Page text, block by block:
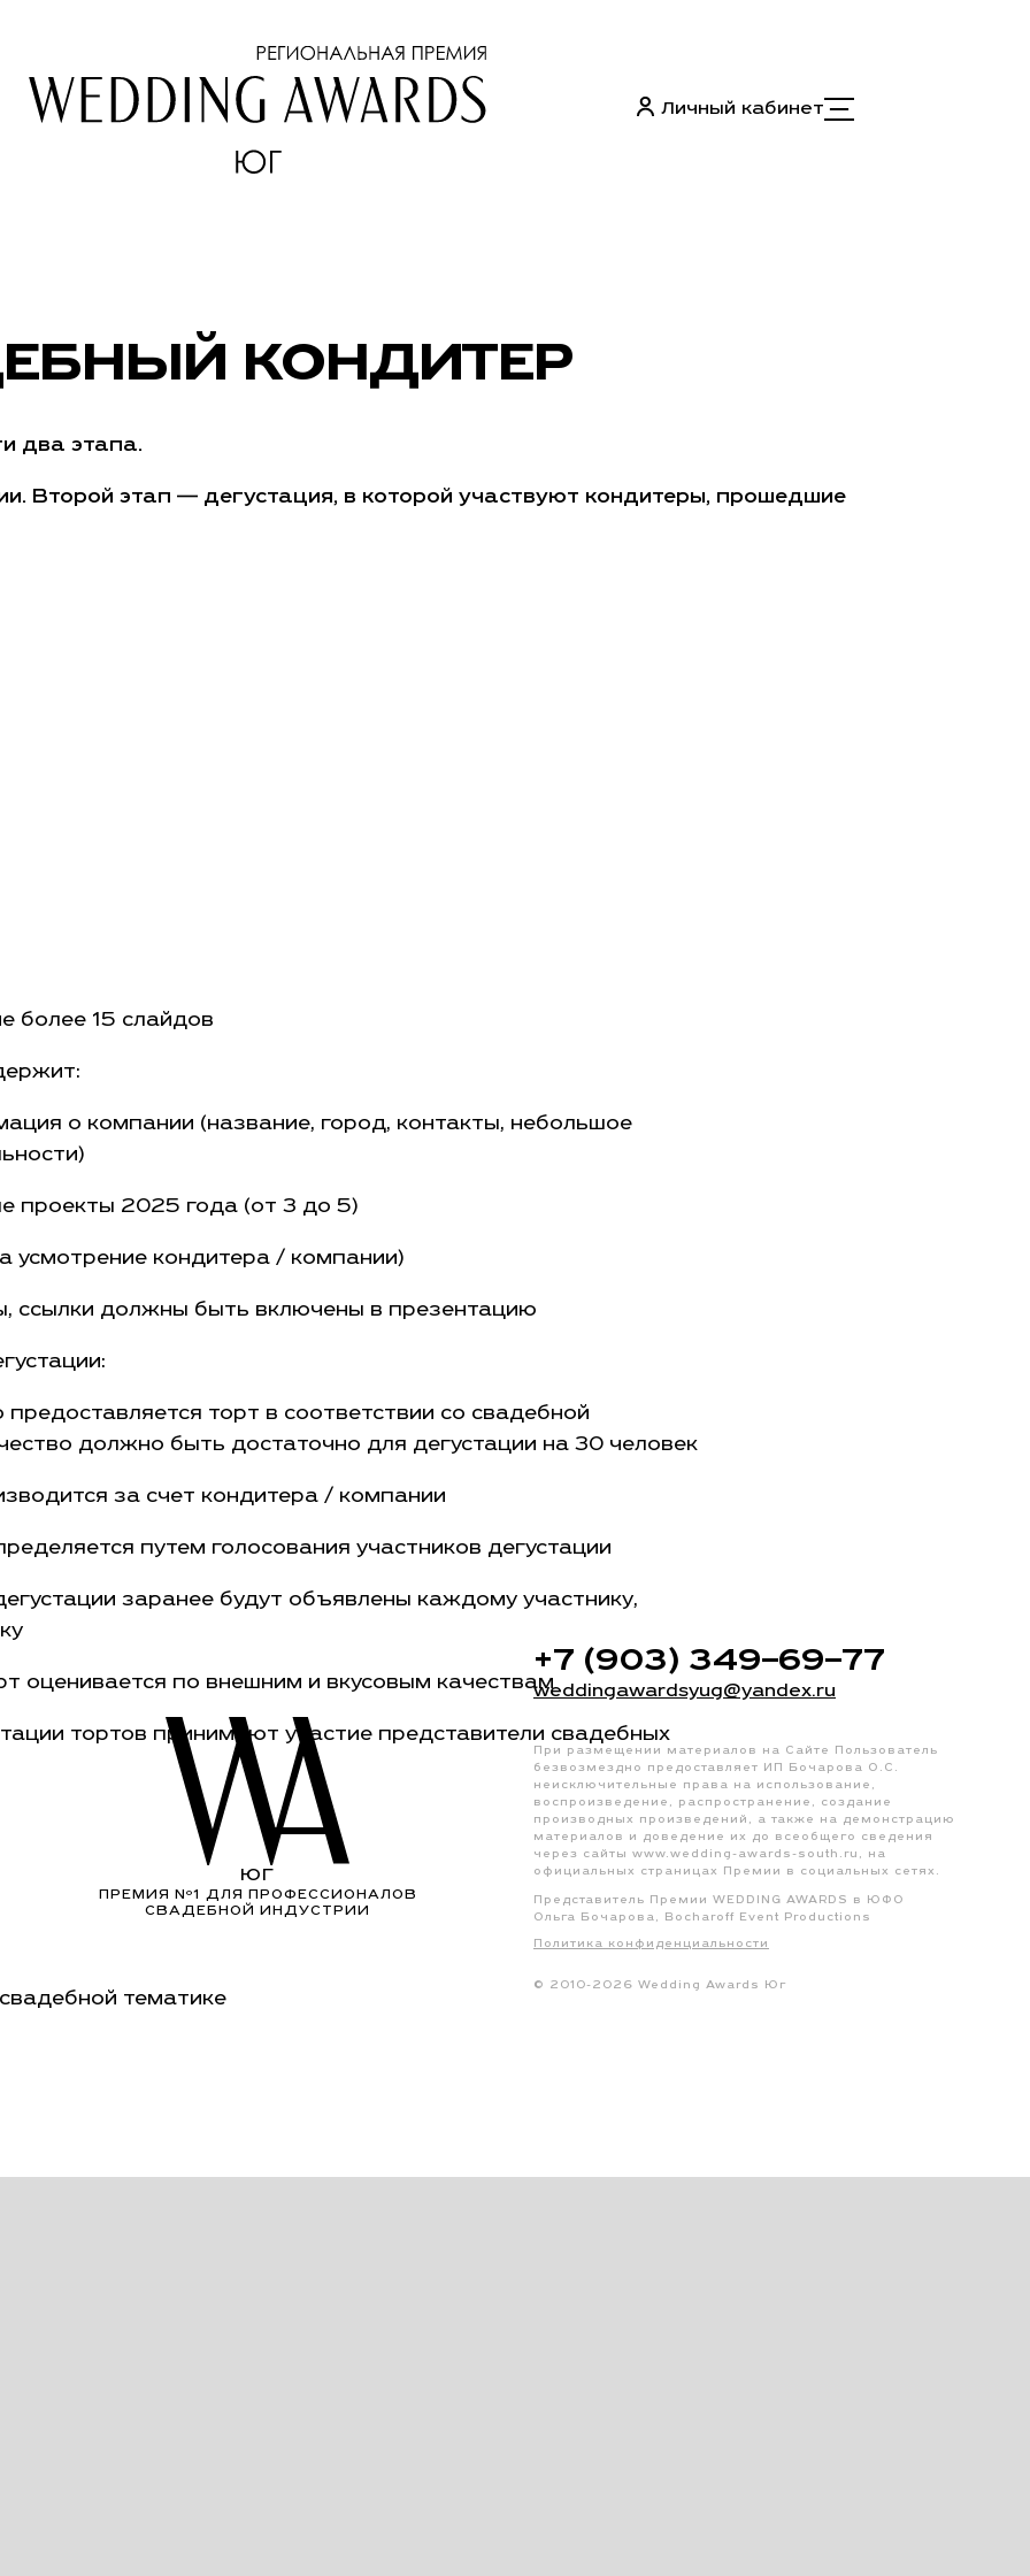
Личный кабинет
КОНДИТЕР
два этапа.
Второй этап — дегустация, в которой участвуют кондитеры, прошедшие
более 15 слайдов
о компании (название, город, контакты, небольшое
проекты 2025 года (от 3 до 5)
усмотрение кондитера / компании)
ссылки должны быть включены в презентацию
торт в соответствии со свадебной
должно быть достаточно для дегустации на 30 человек
за счет кондитера / компании
путем голосования участников дегустации
заранее будут объявлены каждому участнику,
оценивается по внешним и вкусовым качествам
тортов принимают участие представители свадебных
тематике
ЮГ
ПРЕМИЯ Nº1 ДЛЯ ПРОФЕССИОНАЛОВ
СВАДЕБНОЙ ИНДУСТРИИ
+7 (903) 349–69–77
weddingawardsyug@yandex.ru
При размещении материалов на Сайте Пользователь
безвозмездно предоставляет ИП Бочарова О.С.
неисключительные права на использование,
воспроизведение, распространение, создание
производных произведений, а также на демонстрацию
материалов и доведение их до всеобщего сведения
через сайты www.wedding-awards-south.ru, на
официальных страницах Премии в социальных сетях.
Представитель Премии WEDDING AWARDS в ЮФО
Ольга Бочарова, Bocharoff Event Productions
Политика конфиденциальности
© 2010-2026 Wedding Awards Юг